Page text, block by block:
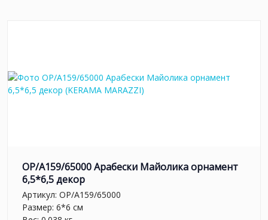
OP/A159/65000 Арабески Майолика орнамент
6,5*6,5 декор
Артикул: OP/A159/65000
Размер: 6*6 см